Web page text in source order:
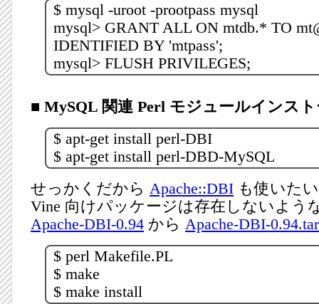
$ mysql -uroot -prootpass mysql
mysql> GRANT ALL ON mtdb.* TO
IDENTIFIED BY 'mtpass';
mysql> FLUSH PRIVILEGES;
■ MySQL 関連 Perl モジュールインス
$ apt-get install perl-DBI
$ apt-get install perl-DBD-MySQL
せっかくだから Apache::DBI も使いた
Vine 向けパッケージは存在しないよう
Apache-DBI-0.94 から Apache-DBI-
$ perl Makefile.PL
$ make
$ make install